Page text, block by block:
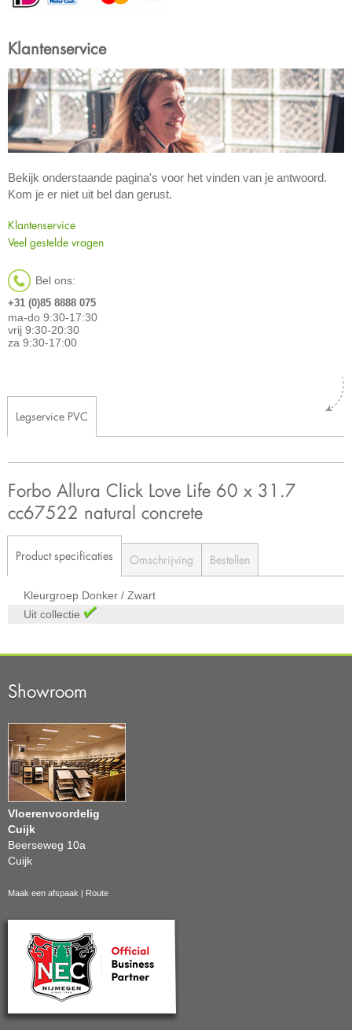
Klantenservice
Bekijk onderstaande pagina's voor het vinden van je antwoord.
Kom je er niet uit bel dan gerust.
Klantenservice
Veel gestelde vragen
Bel ons:
+31 (0)85 8888 075
ma-do 9:30-17:30
vrij 9:30-20:30
za 9:30-17:00
Legservice PVC
Forbo Allura Click Love Life 60 x 31.7
cc67522 natural concrete
Product specificaties Omschrijving Bestellen
Kleurgroep Donker / Zwart
Uit collectie
Showroom
Vloerenvoordelig
Cuijk
Beerseweg 10a
Cuijk
Maak een afspaak Route